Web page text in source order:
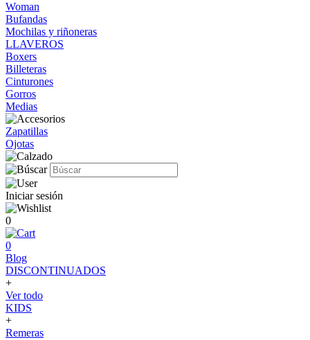
Woman
Bufandas
Mochilas y riñoneras
LLAVEROS
Boxers
Billeteras
Cinturones
Gorros
Medias
Zapatillas
Ojotas
Iniciar sesión
0
0
Blog
DISCONTINUADOS
+
Ver todo
KIDS
+
Remeras